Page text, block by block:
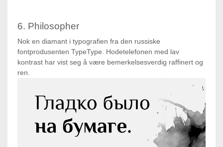
6. Philosopher
Nok en diamant i typografien fra den russiske
fontprodusenten TypeType. Hodetelefonen med lav
kontrast har vist seg å være bemerkelsesverdig raffinert og
ren.